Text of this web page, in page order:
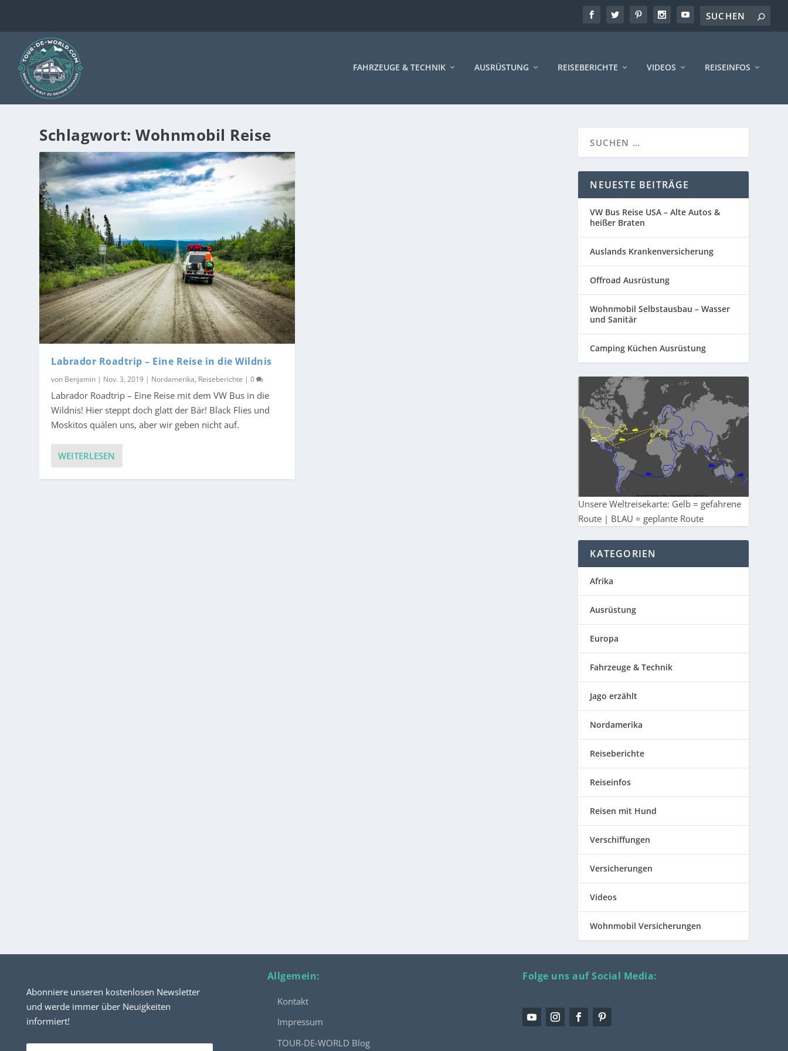
FAHRZEUGE & TECHNIK AUSRÜSTUNG REISEBERICHTE VIDEOS REISEINFOS
Schlagwort:Wohnmobil Reise
Labrador Roadtrip – Eine Reise in die Wildnis
von Benjamin | Nov. 3, 2019 | Nordamerika, Reiseberichte |0
Labrador Roadtrip – Eine Reise mit dem VW Bus in die
Wildnis! Hier steppt doch glatt der Bär! Black Flies und
Moskitos quälen uns, aber wir geben nicht auf.
WEITERLESEN
NEUESTE BEITRÄGE
VW Bus Reise USA – Alte Autos &
heißer Braten
Auslands Krankenversicherung
Offroad Ausrüstung
Wohnmobil Selbstausbau – Wasser
und Sanitär
Camping Küchen Ausrüstung
Unsere Weltreisekarte: Gelb = gefahrene
Route | BLAU = geplante Route
KATEGORIEN
Afrika
Ausrüstung
Europa
Fahrzeuge & Technik
Jago erzählt
Nordamerika
Reiseberichte
Reiseinfos
Reisen mit Hund
Verschiffungen
Versicherungen
Videos
Wohnmobil Versicherungen
Abonniere unseren kostenlosen Newsletter
und werde immer über Neuigkeiten
informiert!
Allgemein:
Kontakt
Impressum
TOUR-DE-WORLD Blog
Folge uns auf Social Media: